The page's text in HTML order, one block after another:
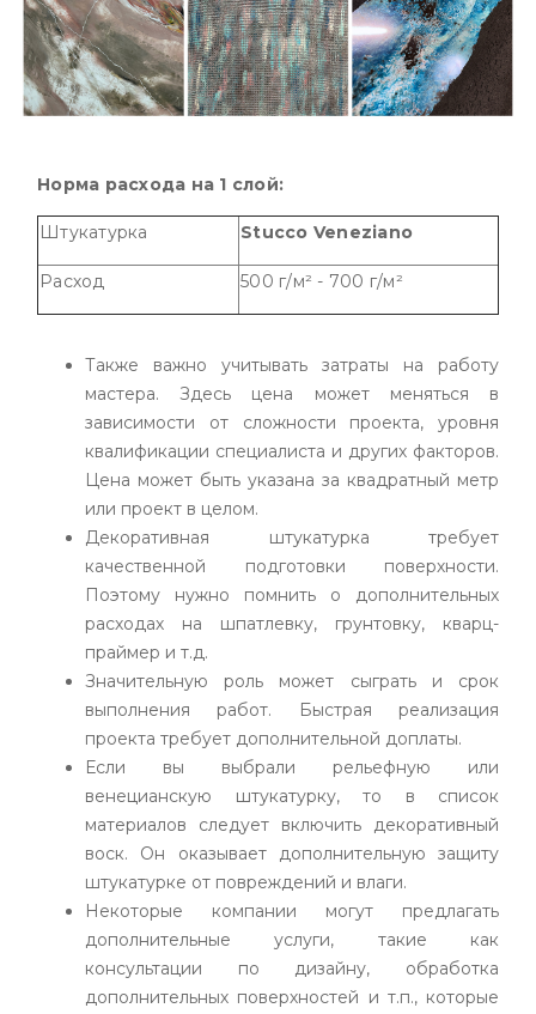
Норма расхода на 1 слой:
Штукатурка Stucco Veneziano
Расход 500 г/м² - 700 г/м²
Также важно учитывать затраты на работу
мастера. Здесь цена может меняться в
зависимости от сложности проекта, уровня
квалификации специалиста и других факторов.
Цена может быть указана за квадратный метр
или проект в целом.
Декоративная штукатурка требует
качественной подготовки поверхности.
Поэтому нужно помнить о дополнительных
расходах на шпатлевку, грунтовку, кварц-
праймер и т.д.
Значительную роль может сыграть и срок
выполнения работ. Быстрая реализация
проекта требует дополнительной доплаты.
Если вы выбрали рельефную или
венецианскую штукатурку, то в список
материалов следует включить декоративный
воск. Он оказывает дополнительную защиту
штукатурке от повреждений и влаги.
Некоторые компании могут предлагать
дополнительные услуги, такие как
консультации по дизайну, обработка
дополнительных поверхностей и т.п., которые